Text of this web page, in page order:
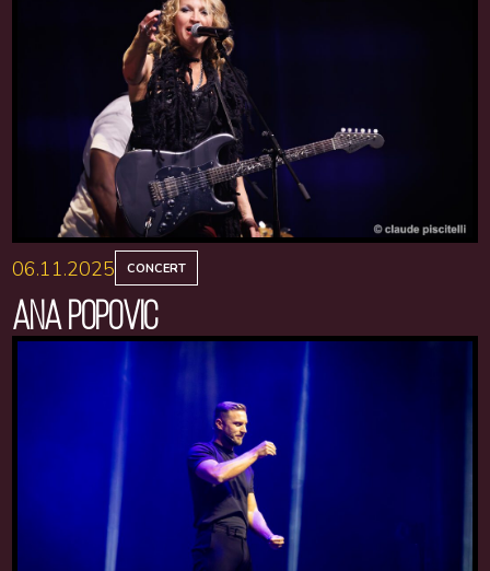
06.11.2025 CONCERT
ANA POPOVIC